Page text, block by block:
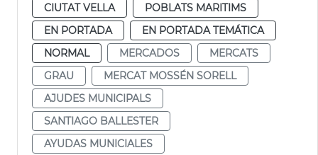
CIUTAT VELLA
POBLATS MARITIMS
EN PORTADA
EN PORTADA TEMÁTICA
NORMAL
MERCADOS
MERCATS
GRAU
MERCAT MOSSÉN SORELL
AJUDES MUNICIPALS
SANTIAGO BALLESTER
AYUDAS MUNICIALES